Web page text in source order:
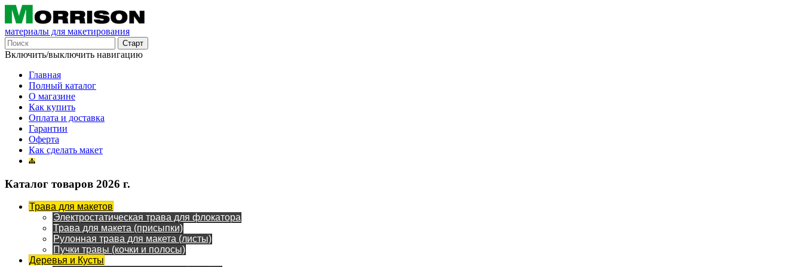
материалы для макетирования
Включить/выключить навигацию
Главная
Полный каталог
О магазине
Как купить
Оплата и доставка
Гарантии
Оферта
Как сделать макет
Каталог товаров 2026 г.
Трава для макетов
Электростатическая трава для флокатора
Трава для макета (присыпки)
Рулонная трава для макета (листы)
Пучки травы (кочки и полосы)
Деревья и Кусты